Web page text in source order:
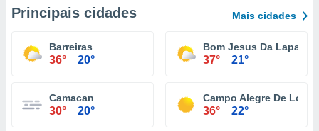
Principais cidades Mais cidades
Barreiras
36° 20°
Bom Jesus Da Lapa
37° 21°
Camacan
30° 20°
Campo Alegre De
36° 22°